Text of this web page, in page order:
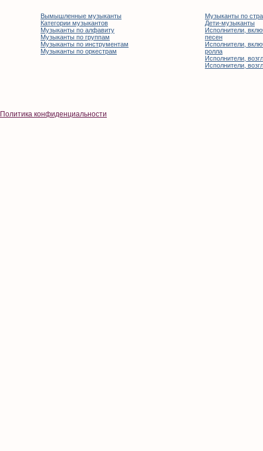
Вымышленные музыканты
Категории музыкантов
Музыканты по алфавиту
Музыканты по группам
Музыканты по инструментам
Музыканты по оркестрам
Музыканты по
Дети-музыканты
Исполнители,
песен
Исполнители,
ролла
Исполнители,
Исполнители,
Политика конфиденциальности